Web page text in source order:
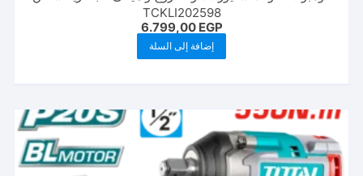
TCKLI202598
6.799,00 EGP
إضافة إلى السلة